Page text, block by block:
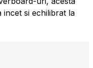
incet si echilibrat la